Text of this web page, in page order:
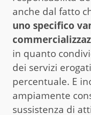
anche dal fatto
uno specifico
in quanto
dei servizi
percentuale. E
ampiamente
sussistenza di